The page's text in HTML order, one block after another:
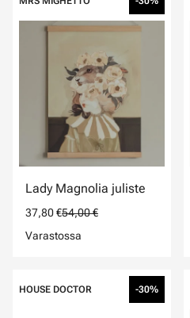
Lady Magnolia juliste
37,80 €54,00 €
Varastossa
HOUSE DOCTOR -30%